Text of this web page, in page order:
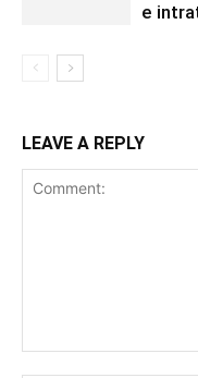
e
LEAVE A REPLY